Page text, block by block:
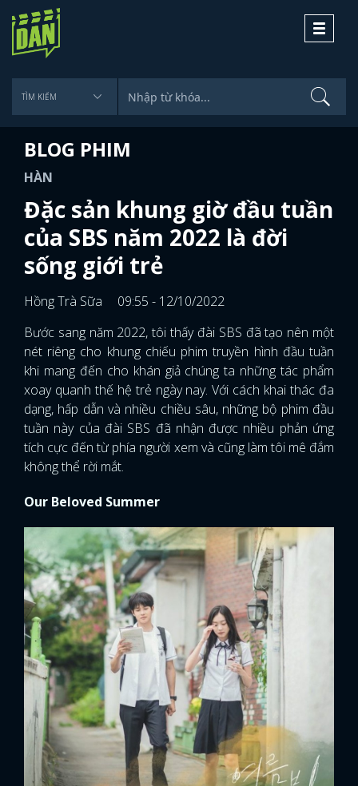
Toggle
BLOG PHIM
HÀN
Đặc sản khung giờ đầu tuần
của SBS năm 2022 là đời
sống giới trẻ
Hồng Trà Sữa
09:55 - 12/10/2022
Bước sang năm 2022, tôi thấy đài SBS đã tạo nên một
nét riêng cho khung chiếu phim truyền hình đầu tuần
khi mang đến cho khán giả chúng ta những tác phẩm
xoay quanh thế hệ trẻ ngày nay. Với cách khai thác đa
dạng, hấp dẫn và nhiều chiều sâu, những bộ phim đầu
tuần này của đài SBS đã nhận được nhiều phản ứng
tích cực đến từ phía người xem và cũng làm tôi mê đắm
không thể rời mắt.
Our Beloved Summer